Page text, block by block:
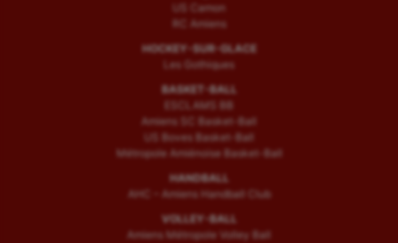
US Camon
RC Amiens
HOCKEY-SUR-GLACE
Les Gothiques
BASKET-BALL
ESCLAMS BB
Amiens SC Basket-Ball
US Boves Basket-Ball
Métropole Amiénoise Basket-Ball
HANDBALL
AHC – Amiens Handball Club
VOLLEY-BALL
Amiens Métropole Volley Ball